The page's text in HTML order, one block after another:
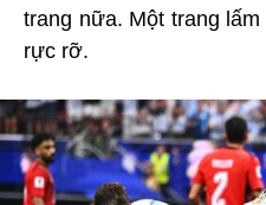
trang nữa. Một trang
rực rỡ.